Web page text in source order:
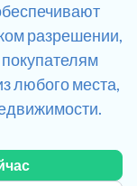
разрешении,
любого места,